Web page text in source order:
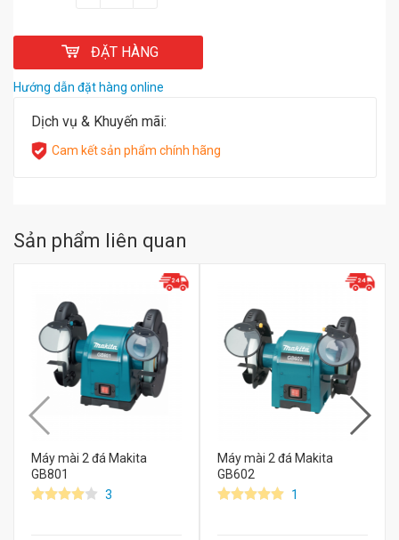
ĐẶT HÀNG
Hướng dẫn đặt hàng online
Dịch vụ & Khuyến mãi:
Cam kết sản phẩm chính hãng
Sản phẩm liên quan
Máy mài 2 đá Makita
GB801
3
Máy mài 2 đá Makita
GB602
1